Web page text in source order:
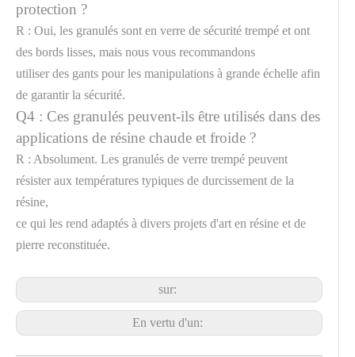
protection ?
R : Oui, les granulés sont en verre de sécurité trempé et ont
des bords lisses, mais nous vous recommandons
utiliser des gants pour les manipulations à grande échelle afin
de garantir la sécurité.
Q4 : Ces granulés peuvent-ils être utilisés dans des
applications de résine chaude et froide ?
R : Absolument. Les granulés de verre trempé peuvent
résister aux températures typiques de durcissement de la
résine,
ce qui les rend adaptés à divers projets d'art en résine et de
pierre reconstituée.
sur:
En vertu d'un: